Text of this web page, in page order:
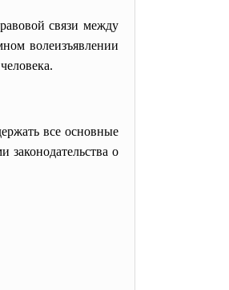
связи между
волеизъявлении
все основные
законодательства о